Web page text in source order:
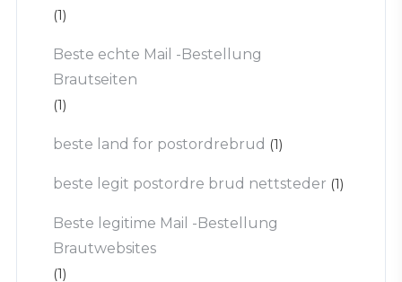
(1)
Beste echte Mail -Bestellung
Brautseiten
(1)
beste land for postordrebrud (1)
beste legit postordre brud nettsteder (1)
Beste legitime Mail -Bestellung
Brautwebsites
(1)